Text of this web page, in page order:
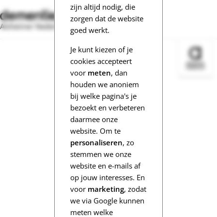
zijn altijd nodig, die
zorgen dat de website
goed werkt.
Je kunt kiezen of je
cookies accepteert
voor meten, dan
houden we anoniem
bij welke pagina's je
bezoekt en verbeteren
daarmee onze
website. Om te
personaliseren, zo
stemmen we onze
website en e-mails af
op jouw interesses. En
voor marketing, zodat
we via Google kunnen
meten welke
Alzheimer Nederland